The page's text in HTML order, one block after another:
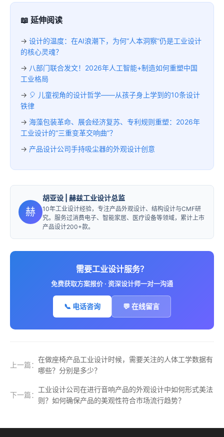
📖 延伸阅读
→ 设计的温度：在AI浪潮下，为何“人本洞察”仍是工业设计
的核心灵魂？
→ 八部门联合发文！2026年人工智能+制造如何重塑中国
工业格局
→ 🎈 儿童视角的设计哲学——从孩子身上学到的10条设计
铁律
→ 海藻包装革命、展会经济复苏、专利规则重塑：2026年
工业设计的“三重变革交响曲”？
→ 产品设计公司手持吸尘器的外观设计创意
赫
胡亚设 | 赫兹工业设计总监
10年工业设计经验，专注产品外观设计、结构设计与CMF研
究。服务过消费电子、智能家居、医疗设备等领域，累计上市
产品设计200+款。
需要工业设计服务？
免费获取方案报价 · 资深设计师一对一沟通
📞 电话咨询 💬 在线留言
上一篇：
在做座椅产品工业设计时候，需要关注的人体工学数据有
哪些？分别是多少？
下一篇：
工业设计公司在进行音响产品的外观设计中如何形式美法
则？如何确保产品的美观性符合市场流行趋势？